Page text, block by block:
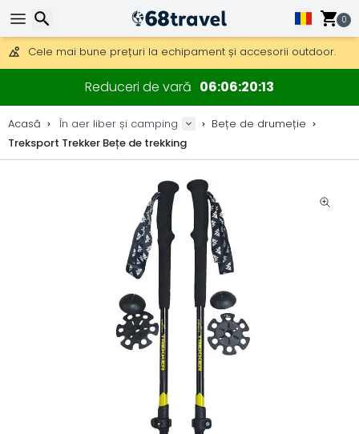
0
DHL Express peste noapte, de asemenea, disponibil.
30 zile pentru retur, 90 zile pentru hărți din lemn și decorațiuni.
Cele mai bune prețuri la echipament și accesorii outdoor.
Reduceri de vară 06 06 20 13
Acasă În aer liber și camping
Bețe de drumeție
Treksport Trekker Bețe de trekking
Căutare
Căutare